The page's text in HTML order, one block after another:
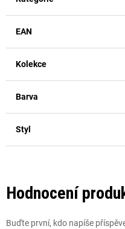
EAN
Kolekce
Barva
Styl
Hodnocení
Buďte první, kdo napíše